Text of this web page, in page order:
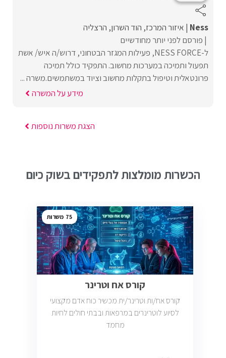
Ness איזור המרכז הוד השרון הרצליה
פורסם לפני יותר מחודשיים
ל-NESS FORCE, פעילות המגזר הבטחוני, דרוש/ה איש/ אשת
תפעול ותמיכה במערכות מחשוב. התפקיד כולל תמיכה
פרונטאלית וטיפול בתקלות מחשוב וציוד במשתמשים.משרה ...
מידע על המשרה
הצגת משרות נוספות
הכשרות מומלצות לתפקידים בשוק כיום
75
קורס אח וטרינר
קורס אח/ות וטרינר/ית מכשיר כוח אדם מקצועי
לסיוע לוטרינרים במרפאות ובבתי חולים לחיות
מחמד